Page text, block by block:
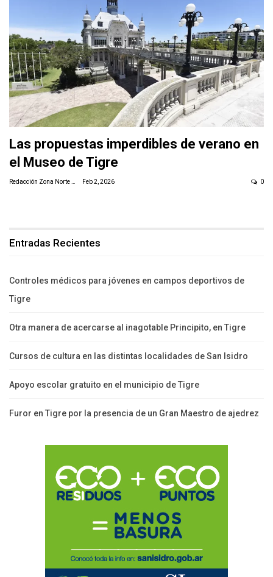
Las propuestas imperdibles de verano en
el Museo de Tigre
Redacción Zona Norte Daily Feb 2, 2026 0
Entradas Recientes
Controles médicos para jóvenes en campos deportivos de
Tigre
Otra manera de acercarse al inagotable Principito, en Tigre
Cursos de cultura en las distintas localidades de San Isidro
Apoyo escolar gratuito en el municipio de Tigre
Furor en Tigre por la presencia de un Gran Maestro de ajedrez